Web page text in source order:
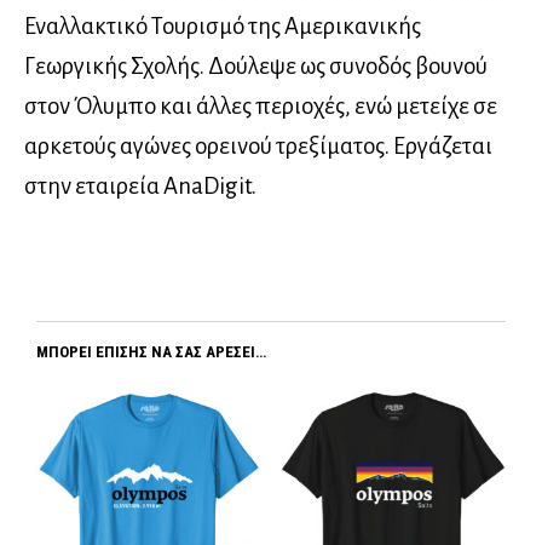
Εναλλακτικό Τουρισμό της Αμερικανικής
Γεωργικής Σχολής. Δούλεψε ως συνοδός βουνού
στον Όλυμπο και άλλες περιοχές, ενώ μετείχε σε
αρκετούς αγώνες ορεινού τρεξίματος. Εργάζεται
στην εταιρεία AnaDigit.
ΜΠΟΡΕΊ ΕΠΊΣΗΣ ΝΑ ΣΑΣ ΑΡΈΣΕΙ…